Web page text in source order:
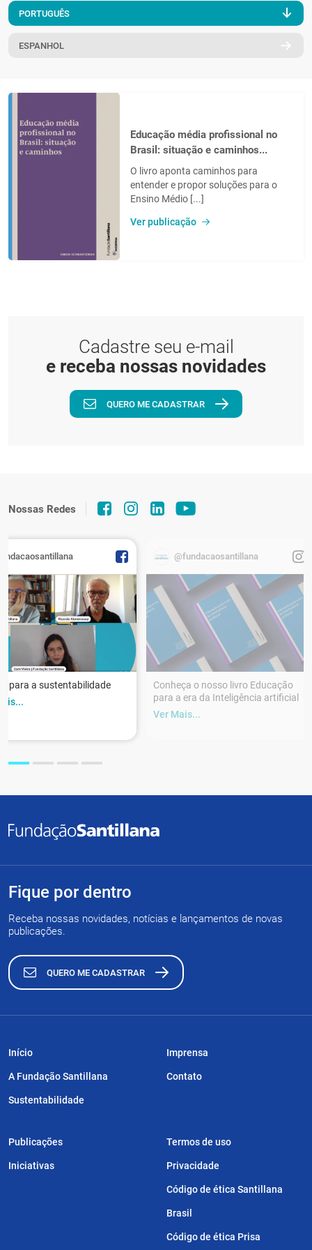
PT
PORTUGUÊS
ESPANHOL
Educação média profissional no
Brasil: situação e caminhos...
O livro aponta caminhos para
entender e propor soluções para o
Ensino Médio [...]
Ver publicação
Cadastre seu e-mail
e receba nossas novidades
QUERO ME CADASTRAR
Nossas Redes
para a sustentabilidade
@fundacaosantillana
Conheça o nosso livro Educação
para a era da Inteligência artificial
Ver Mais...
Fique por dentro
Receba nossas novidades, notícias e lançamentos de novas
publicações.
QUERO ME CADASTRAR
Início
A Fundação Santillana
Sustentabilidade
Publicações
Iniciativas
Imprensa
Contato
Termos de uso
Privacidade
Código de ética Santillana
Brasil
Código de ética Prisa